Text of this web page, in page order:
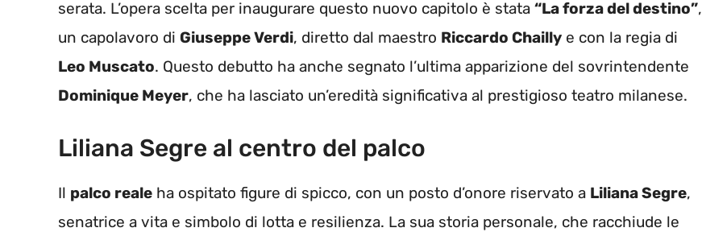
serata. L’opera scelta per inaugurare questo nuovo capitolo è stata “La forza del destino”,
un capolavoro di Giuseppe Verdi, diretto dal maestro Riccardo Chailly e con la regia di
Leo Muscato. Questo debutto ha anche segnato l’ultima apparizione del sovrintendente
Dominique Meyer, che ha lasciato un’eredità significativa al prestigioso teatro milanese.
Liliana Segre al centro del palco
Il palco reale ha ospitato figure di spicco, con un posto d’onore riservato a Liliana Segre,
senatrice a vita e simbolo di lotta e resilienza. La sua storia personale, che racchiude le